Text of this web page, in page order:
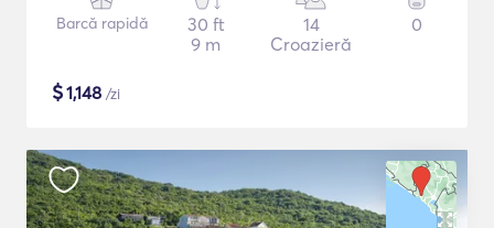
Barcă rapidă
30 ft
9 m
14
Croazieră
0
$1,148 /zi